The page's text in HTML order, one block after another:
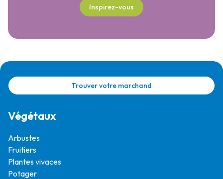
Inspirez-vous
Trouver votre marchand
Végétaux
Arbustes
Fruitiers
Plantes vivaces
Potager